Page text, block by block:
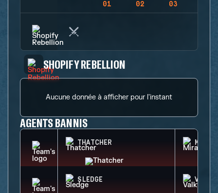
01 02 03
SHOPIFY REBELLION
Aucune donnée à afficher pour l'instant
AGENTS BANNIS
THATCHER MIRA
SLEDGE